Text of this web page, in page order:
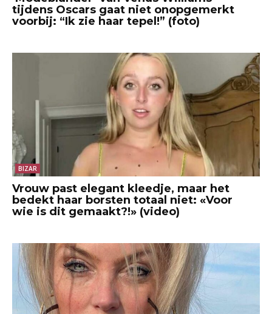
tijdens Oscars gaat niet onopgemerkt
voorbij: “Ik zie haar tepel!” (foto)
BIZAR
Vrouw past elegant kleedje, maar het
bedekt haar borsten totaal niet: «Voor
wie is dit gemaakt?!» (video)